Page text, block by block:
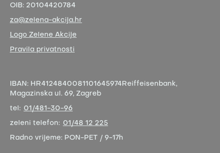
OIB: 20104420784
za@zelena-akcija.hr
Logo Zelene Akcije
Pravila privatnosti
IBAN: HR4124840081101645974 Reiffeisenbank,
Magazinska ul. 69, Zagreb
tel: 01/481-30-96
zeleni telefon: 01/48 12 225
Radno vrijeme: PON-PET / 9-17h